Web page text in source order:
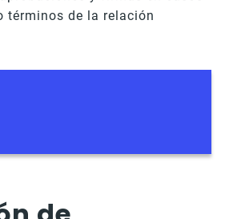
términos de la relación